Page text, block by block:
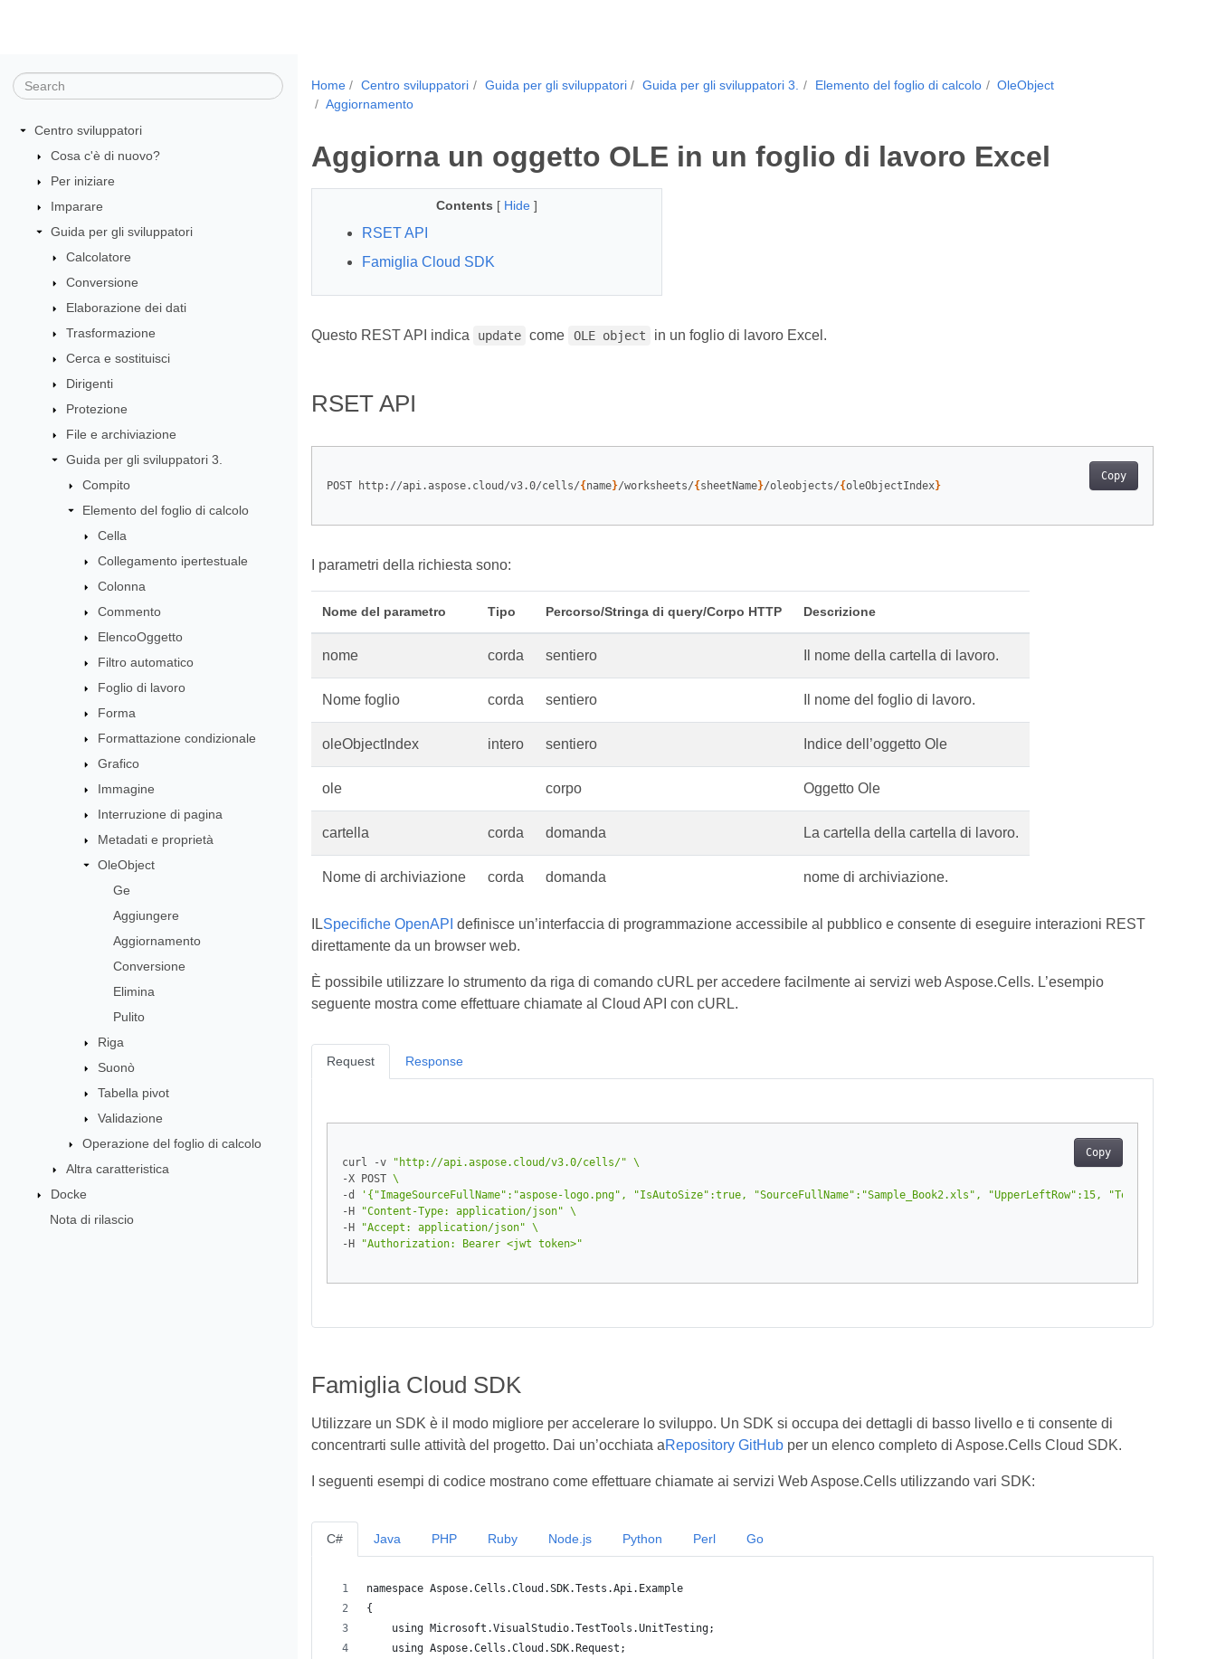
Centro sviluppatori
Cosa c'è di nuovo?
Per iniziare
Imparare
Guida per gli sviluppatori
Calcolatore
Conversione
Elaborazione dei dati
Trasformazione
Cerca e sostituisci
Dirigenti
Protezione
File e archiviazione
Guida per gli sviluppatori 3.
Compito
Elemento del foglio di calcolo
Cella
Collegamento ipertestuale
Colonna
Commento
ElencoOggetto
Filtro automatico
Foglio di lavoro
Forma
Formattazione condizionale
Grafico
Immagine
Interruzione di pagina
Metadati e proprietà
OleObject
Ge
Aggiungere
Aggiornamento
Conversione
Elimina
Pulito
Riga
Suonò
Tabella pivot
Validazione
Operazione del foglio di calcolo
Altra caratteristica
Docke
Nota di rilascio
Home Centro sviluppatori Guida per gli sviluppatori Guida per gli sviluppatori 3. Elemento del foglio di calcolo
OleObject
Aggiornamento
Aggiorna un oggetto OLE in un foglio di lavoro Excel
Contents [ Hide ]
RSET API
Famiglia Cloud SDK
Questo REST API indica update come OLE object in un foglio di lavoro Excel.
RSET API
Copy
POST http://api.aspose.cloud/v3.0/cells/{ name}/worksheets/{ sheetName}/oleobjects/{oleObjectIndex}
I parametri della richiesta sono:
Nome del parametro Tipo Percorso/Stringa di query/Corpo HTTP Descrizione
nome corda sentiero Il nome della cartella di lavoro.
Nome foglio corda sentiero Il nome del foglio di lavoro.
oleObjectIndex intero sentiero Indice dell’oggetto Ole
ole corpo Oggetto Ole
cartella corda domanda La cartella della cartella di lavoro.
Nome di archiviazione corda domanda nome di archiviazione.
ILSpecifiche OpenAPI definisce un’interfaccia di programmazione accessibile al pubblico e consente di eseguire interazioni REST
direttamente da un browser web.
È possibile utilizzare lo strumento da riga di comando cURL per accedere facilmente ai servizi web Aspose.Cells. L’esempio
seguente mostra come effettuare chiamate al Cloud API con cURL.
Request
Copy
curl -v "http://api.aspose.cloud/v3.0/cells/"
-X POST
-d
'{"ImageSourceFullName":"aspose-logo.png", "IsAutoSize":true, "SourceFullName":"Sample_Book2.xls", "UpperLeftRow":15, "Top":10,
-H
"Content-Type: application/json"
-H
"Accept: application/json"
-H
"Authorization: Bearer <jwt token>"
Response
Famiglia Cloud SDK
Utilizzare un SDK è il modo migliore per accelerare lo sviluppo. Un SDK si occupa dei dettagli di basso livello e ti consente di
concentrarti sulle attività del progetto. Dai un’occhiata aRepository GitHubper un elenco completo di Aspose.Cells Cloud SDK.
I seguenti esempi di codice mostrano come effettuare chiamate ai servizi Web Aspose.Cells utilizzando vari SDK:
C#
namespace Aspose.Cells.Cloud.SDK.Tests.Api.Example
{
    using Microsoft.VisualStudio.TestTools.UnitTesting;
    using Aspose.Cells.Cloud.SDK.Request;
Java PHP Ruby Node.js Python Perl Go